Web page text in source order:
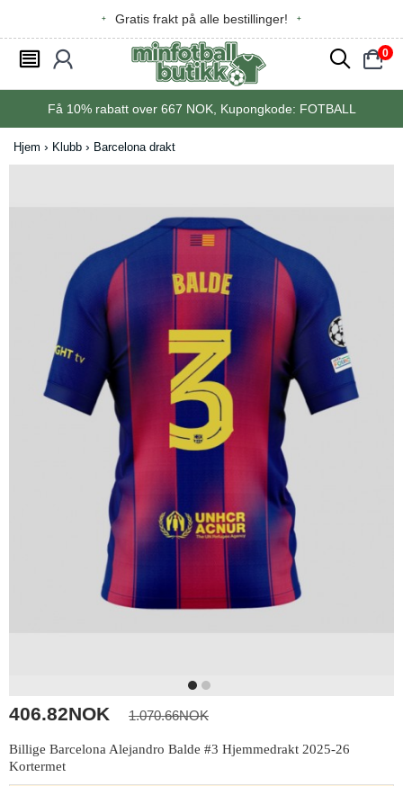
Gratis frakt på alle bestillinger!
󰂩 󰃳 󰂨 0
󰃠
Få 10%rabatt over 667 NOK, Kupongkode: FOTBALL
Hjem Klubb Barcelona drakt
406.82NOK 1.070.66NOK
Billige Barcelona Alejandro Balde #3 Hjemmedrakt 2025-26
Kortermet